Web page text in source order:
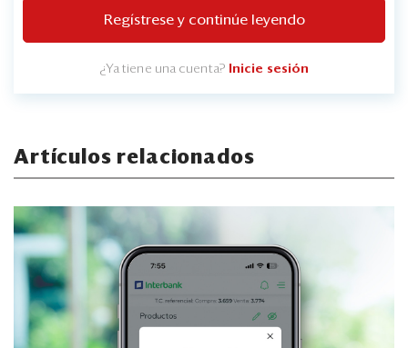
Regístrese y continúe leyendo
¿Ya tiene una cuenta? Inicie sesión
Artículos relacionados